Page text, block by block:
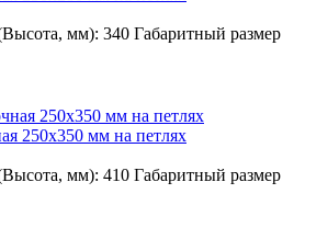
мм): 340 Габаритный размер
250х350 мм на петлях
мм): 410 Габаритный размер